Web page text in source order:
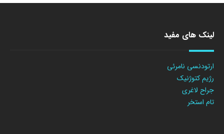
لینک های مفید
ارتودنسی نامرئی
رژیم کتوژنیک
جراح لاغری
تام استخر